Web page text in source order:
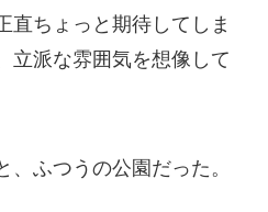
直ちょっと期待してしま
立派な雰囲気を想像して
ふつうの公園だった。